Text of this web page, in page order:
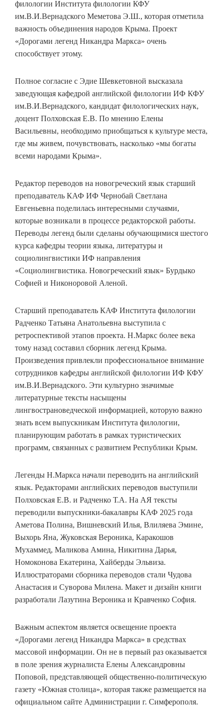
филологии Института филологии КФУ
им.В.И.Вернадского Меметова Э.Ш., которая отметила
важность объединения народов Крыма. Проект
«Дорогами легенд Никандра Маркса» очень
способствует этому.
Полное согласие с Эдие Шевкетовной высказала
заведующая кафедрой английской филологии ИФ КФУ
им.В.И.Вернадского, кандидат филологических наук,
доцент Полховская Е.В. По мнению Елены
Васильевны, необходимо приобщаться к культуре места,
где мы живем, почувствовать, насколько «мы богаты
всеми народами Крыма».
Редактор переводов на новогреческий язык старший
преподаватель КАФ ИФ Чернобай Светлана
Евгеньевна поделилась интересными случаями,
которые возникали в процессе редакторской работы.
Переводы легенд были сделаны обучающимися шестого
курса кафедры теории языка, литературы и
социолингвистики ИФ направления
«Социолингвистика. Новогреческий язык» Бурдыко
Софией и Никоноровой Аленой.
Старший преподаватель КАФ Института филологии
Радченко Татьяна Анатольевна выступила с
ретроспективой этапов проекта. Н.Маркс более века
тому назад составил сборник легенд Крыма.
Произведения привлекли профессиональное внимание
сотрудников кафедры английской филологии ИФ КФУ
им.В.И.Вернадского. Эти культурно значимые
литературные тексты насыщены
лингвострановедческой информацией, которую важно
знать всем выпускникам Института филологии,
планирующим работать в рамках туристических
программ, связанных с развитием Республики Крым.
Легенды Н.Маркса начали переводить на английский
язык. Редакторами английских переводов выступили
Полховская Е.В. и Радченко Т.А. На АЯ тексты
переводили выпускники-бакалавры КАФ 2025 года
Аметова Полина, Вишневский Илья, Влиляева Эмине,
Выхорь Яна, Жуковская Вероника, Каракошов
Мухаммед, Маликова Амина, Никитина Дарья,
Номоконова Екатерина, Хайберды Эльвиза.
Иллюстраторами сборника переводов стали Чудова
Анастасия и Суворова Милена. Макет и дизайн книги
разработали Лазутина Вероника и Кравченко София.
Важным аспектом является освещение проекта
«Дорогами легенд Никандра Маркса» в средствах
массовой информации. Он не в первый раз оказывается
в поле зрения журналиста Елены Александровны
Поповой, представляющей общественно-политическую
газету «Южная столица», которая также размещается на
официальном сайте Администрации г. Симферополя.